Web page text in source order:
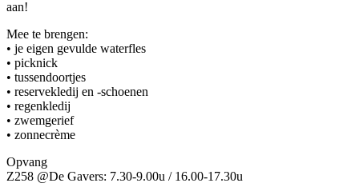
aan!
Mee te brengen:
• je eigen gevulde waterfles
• picknick
• tussendoortjes
• reservekledij en -schoenen
• regenkledij
• zwemgerief
• zonnecrème
Opvang
Z258 @De Gavers: 7.30-9.00u / 16.00-17.30u